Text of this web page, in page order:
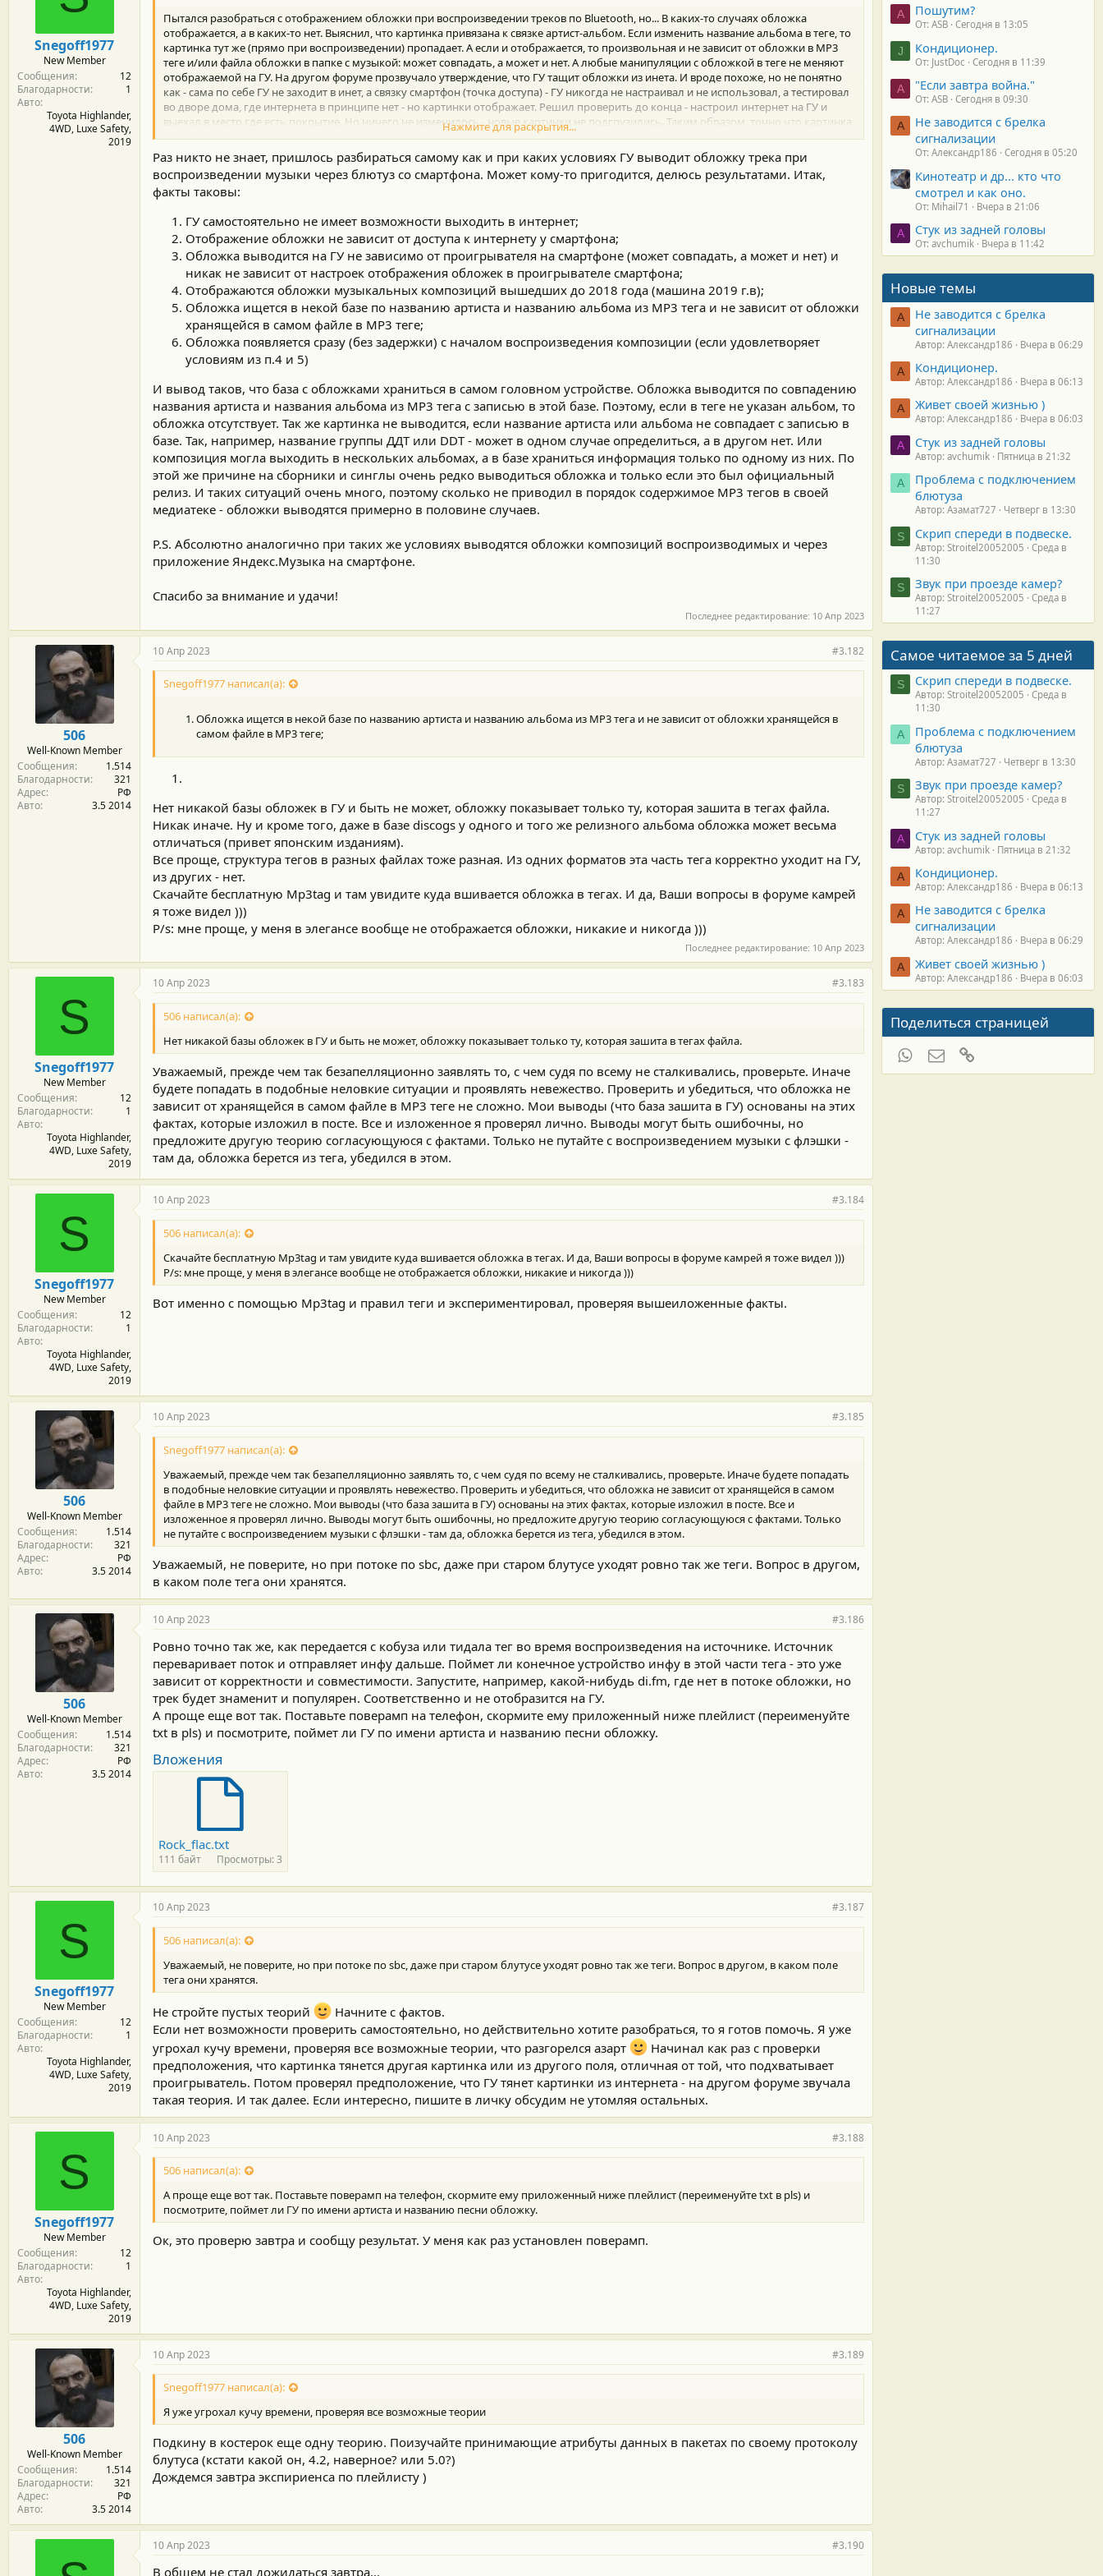
а
Snegoff1977
New Member
Сообщения
12
Благодарности
1
Авто
Toyota Highlander,
4WD, Luxe Safety,
2019
Пытался разобраться с отображением обложки при воспроизведении треков по Bluetooth, но... В каких-то случаях обложка
отображается, а в каких-то нет. Выяснил, что картинка привязана к связке артист-альбом. Если изменить название альбома в теге, то
картинка тут же (прямо при воспроизведении) пропадает. А если и отображается, то произвольная и не зависит от обложки в МР3
теге и/или файла обложки в папке с музыкой: может совпадать, а может и нет. А любые манипуляции с обложкой в теге не меняют
отображаемой на ГУ. На другом форуме прозвучало утверждение, что ГУ тащит обложки из инета. И вроде похоже, но не понятно
как - сама по себе ГУ не заходит в инет, а связку смартфон (точка доступа) - ГУ никогда не настраивал и не использовал, а тестировал
во дворе дома, где интернета в принципе нет - но картинки отображает. Решил проверить до конца - настроил интернет на ГУ и
выехал в место где есть покрытие. Но ничего не изменилось - новые картинки не подгрузились. Таким образом, точно что картинка
зависит от имени артиста и названия альбома в МР3 теге и также точно, что не зависит от обложки в теге и/или файлов обложек в
папке с музыкой. И если все же тянет из интернета, то не понятно при каких условиях и при этом хранит скачанные картинки где-то в
кэше ГУ.
Если у кого есть больше информации, пожалуйста поделитесь.
P.S. При воспроизведении с флешки обложка четко отображается из МР3 тега.
Всем удачи!
Нажмите для раскрытия...
Раз никто не знает, пришлось разбираться самому как и при каких условиях ГУ выводит обложку трека при
воспроизведении музыки через блютуз со смартфона. Может кому-то пригодится, делюсь результатами. Итак,
факты таковы:
ГУ самостоятельно не имеет возможности выходить в интернет;
Отображение обложки не зависит от доступа к интернету у смартфона;
Обложка выводится на ГУ не зависимо от проигрывателя на смартфоне (может совпадать, а может и нет) и
никак не зависит от настроек отображения обложек в проигрывателе смартфона;
Отображаются обложки музыкальных композиций вышедших до 2018 года (машина 2019 г.в);
Обложка ищется в некой базе по названию артиста и названию альбома из MP3 тега и не зависит от обложки
хранящейся в самом файле в MP3 теге;
Обложка появляется сразу (без задержки) с началом воспроизведения композиции (если удовлетворяет
условиям из п.4 и 5)
И вывод таков, что база с обложками храниться в самом головном устройстве. Обложка выводится по совпадению
названия артиста и названия альбома из MP3 тега с записью в этой базе. Поэтому, если в теге не указан альбом, то
обложка отсутствует. Так же картинка не выводится, если название артиста или альбома не совпадает с записью в
базе. Так, например, название группы ДДТ или DDT - может в одном случае определиться, а в другом нет. Или
композиция могла выходить в нескольких альбомах, а в базе храниться информация только по одному из них. По
этой же причине на сборники и синглы очень редко выводиться обложка и только если это был официальный
релиз. И таких ситуаций очень много, поэтому сколько не приводил в порядок содержимое МР3 тегов в своей
медиатеке - обложки выводятся примерно в половине случаев.
P.S. Абсолютно аналогично при таких же условиях выводятся обложки композиций воспроизводимых и через
приложение Яндекс.Музыка на смартфоне.
Спасибо за внимание и удачи!
Последнее редактирование: 10 Апр 2023
506
Well-Known Member
Сообщения
1.514
Благодарности
321
Адрес
РФ
Авто
3.5 2014
10 Апр 2023 #3.182
Snegoff1977 написал(а):
Обложка ищется в некой базе по названию артиста и названию альбома из MP3 тега и не зависит от обложки хранящейся в
самом файле в MP3 теге;
Нет никакой базы обложек в ГУ и быть не может, обложку показывает только ту, которая зашита в тегах файла.
Никак иначе. Ну и кроме того, даже в базе discogs у одного и того же релизного альбома обложка может весьма
отличаться (привет японским изданиям).
Все проще, структура тегов в разных файлах тоже разная. Из одних форматов эта часть тега корректно уходит на ГУ,
из других - нет.
Скачайте бесплатную Mp3tag и там увидите куда вшивается обложка в тегах. И да, Ваши вопросы в форуме камрей
я тоже видел )))
P/s: мне проще, у меня в элегансе вообще не отображается обложки, никакие и никогда )))
Последнее редактирование: 10 Апр 2023
S
Snegoff1977
New Member
Сообщения
12
Благодарности
1
Авто
Toyota Highlander,
4WD, Luxe Safety,
2019
10 Апр 2023 #3.183
506 написал(а):
Нет никакой базы обложек в ГУ и быть не может, обложку показывает только ту, которая зашита в тегах файла.
Уважаемый, прежде чем так безапелляционно заявлять то, с чем судя по всему не сталкивались, проверьте. Иначе
будете попадать в подобные неловкие ситуации и проявлять невежество. Проверить и убедиться, что обложка не
зависит от хранящейся в самом файле в MP3 теге не сложно. Мои выводы (что база зашита в ГУ) основаны на этих
фактах, которые изложил в посте. Все и изложенное я проверял лично. Выводы могут быть ошибочны, но
предложите другую теорию согласующуюся с фактами. Только не путайте с воспроизведением музыки с флэшки -
там да, обложка берется из тега, убедился в этом.
S
Snegoff1977
New Member
Сообщения
12
Благодарности
1
Авто
Toyota Highlander,
4WD, Luxe Safety,
2019
10 Апр 2023 #3.184
506 написал(а):
Скачайте бесплатную Mp3tag и там увидите куда вшивается обложка в тегах. И да, Ваши вопросы в форуме камрей я тоже видел )))
P/s: мне проще, у меня в элегансе вообще не отображается обложки, никакие и никогда )))
Вот именно с помощью Mp3tag и правил теги и экспериментировал, проверяя вышеиложенные факты.
506
Well-Known Member
Сообщения
1.514
Благодарности
321
Адрес
РФ
Авто
3.5 2014
10 Апр 2023 #3.185
Snegoff1977 написал(а):
Уважаемый, прежде чем так безапелляционно заявлять то, с чем судя по всему не сталкивались, проверьте. Иначе будете попадать
в подобные неловкие ситуации и проявлять невежество. Проверить и убедиться, что обложка не зависит от хранящейся в самом
файле в MP3 теге не сложно. Мои выводы (что база зашита в ГУ) основаны на этих фактах, которые изложил в посте. Все и
изложенное я проверял лично. Выводы могут быть ошибочны, но предложите другую теорию согласующуюся с фактами. Только
не путайте с воспроизведением музыки с флэшки - там да, обложка берется из тега, убедился в этом.
Уважаемый, не поверите, но при потоке по sbс, даже при старом блутусе уходят ровно так же теги. Вопрос в другом,
в каком поле тега они хранятся.
506
Well-Known Member
Сообщения
1.514
Благодарности
321
Адрес
РФ
Авто
3.5 2014
10 Апр 2023 #3.186
Ровно точно так же, как передается с кобуза или тидала тег во время воспроизведения на источнике. Источник
переваривает поток и отправляет инфу дальше. Поймет ли конечное устройство инфу в этой части тега - это уже
зависит от корректности и совместимости. Запустите, например, какой-нибудь di.fm, где нет в потоке обложки, но
трек будет знаменит и популярен. Соответственно и не отобразится на ГУ.
А проще еще вот так. Поставьте поверамп на телефон, скормите ему приложенный ниже плейлист (переименуйте
txt в pls) и посмотрите, поймет ли ГУ по имени артиста и названию песни обложку.
Вложения
Rock_flac.txt
111 байт Просмотры: 3
S
Snegoff1977
New Member
Сообщения
12
Благодарности
1
Авто
Toyota Highlander,
4WD, Luxe Safety,
2019
10 Апр 2023 #3.187
506 написал(а):
Уважаемый, не поверите, но при потоке по sbс, даже при старом блутусе уходят ровно так же теги. Вопрос в другом, в каком поле
тега они хранятся.
Не стройте пустых теорий
Начните с фактов.
Если нет возможности проверить самостоятельно, но действительно хотите разобраться, то я готов помочь. Я уже
угрохал кучу времени, проверяя все возможные теории, что разгорелся азарт
Начинал как раз с проверки
предположения, что картинка тянется другая картинка или из другого поля, отличная от той, что подхватывает
проигрыватель. Потом проверял предположение, что ГУ тянет картинки из интернета - на другом форуме звучала
такая теория. И так далее. Если интересно, пишите в личку обсудим не утомляя остальных.
S
Snegoff1977
New Member
Сообщения
12
Благодарности
1
Авто
Toyota Highlander,
4WD, Luxe Safety,
2019
10 Апр 2023 #3.188
506 написал(а):
А проще еще вот так. Поставьте поверамп на телефон, скормите ему приложенный ниже плейлист (переименуйте txt в pls) и
посмотрите, поймет ли ГУ по имени артиста и названию песни обложку.
Ок, это проверю завтра и сообщу результат. У меня как раз установлен поверамп.
506
Well-Known Member
Сообщения
1.514
Благодарности
321
Адрес
РФ
Авто
3.5 2014
10 Апр 2023 #3.189
Snegoff1977 написал(а):
Я уже угрохал кучу времени, проверяя все возможные теории
Подкину в костерок еще одну теорию. Поизучайте принимающие атрибуты данных в пакетах по своему протоколу
блутуса (кстати какой он, 4.2, наверное? или 5.0?)
Дождемся завтра экспириенса по плейлисту )
10 Апр 2023 #3.190
В общем не стал дожидаться завтра...
A Пошутим?
От: ASB Сегодня в 13:05
J Кондиционер.
От: JustDoc Сегодня в 11:39
A "Если завтра война."
От: ASB Сегодня в 09:30
А
Не заводится с брелка
сигнализации
От: Александр186 Сегодня в 05:20
Кинотеатр и др... кто что
смотрел и как оно.
От: Mihail71 Вчера в 21:06
A Стук из задней головы
От: avchumik Вчера в 11:42
Новые темы
А
Не заводится с брелка
сигнализации
Автор: Александр186 Вчера в 06:29
А Кондиционер.
Автор: Александр186 Вчера в 06:13
А Живет своей жизнью )
Автор: Александр186 Вчера в 06:03
A Стук из задней головы
Автор: avchumik Пятница в 21:32
А
Проблема с подключением
блютуза
Автор: Азамат727 Четверг в 13:30
S Скрип спереди в подвеске.
Автор: Stroitel20052005
Среда в
11:30
S Звук при проезде камер?
Автор: Stroitel20052005
Среда в
11:27
Самое читаемое за 5 дней
S Скрип спереди в подвеске.
Автор: Stroitel20052005
Среда в
11:30
А
Проблема с подключением
блютуза
Автор: Азамат727 Четверг в 13:30
S Звук при проезде камер?
Автор: Stroitel20052005
Среда в
11:27
A Стук из задней головы
Автор: avchumik Пятница в 21:32
А Кондиционер.
Автор: Александр186 Вчера в 06:13
А
Не заводится с брелка
сигнализации
Автор: Александр186 Вчера в 06:29
А Живет своей жизнью )
Автор: Александр186 Вчера в 06:03
Поделиться страницей
WhatsAppЭлектронная почта